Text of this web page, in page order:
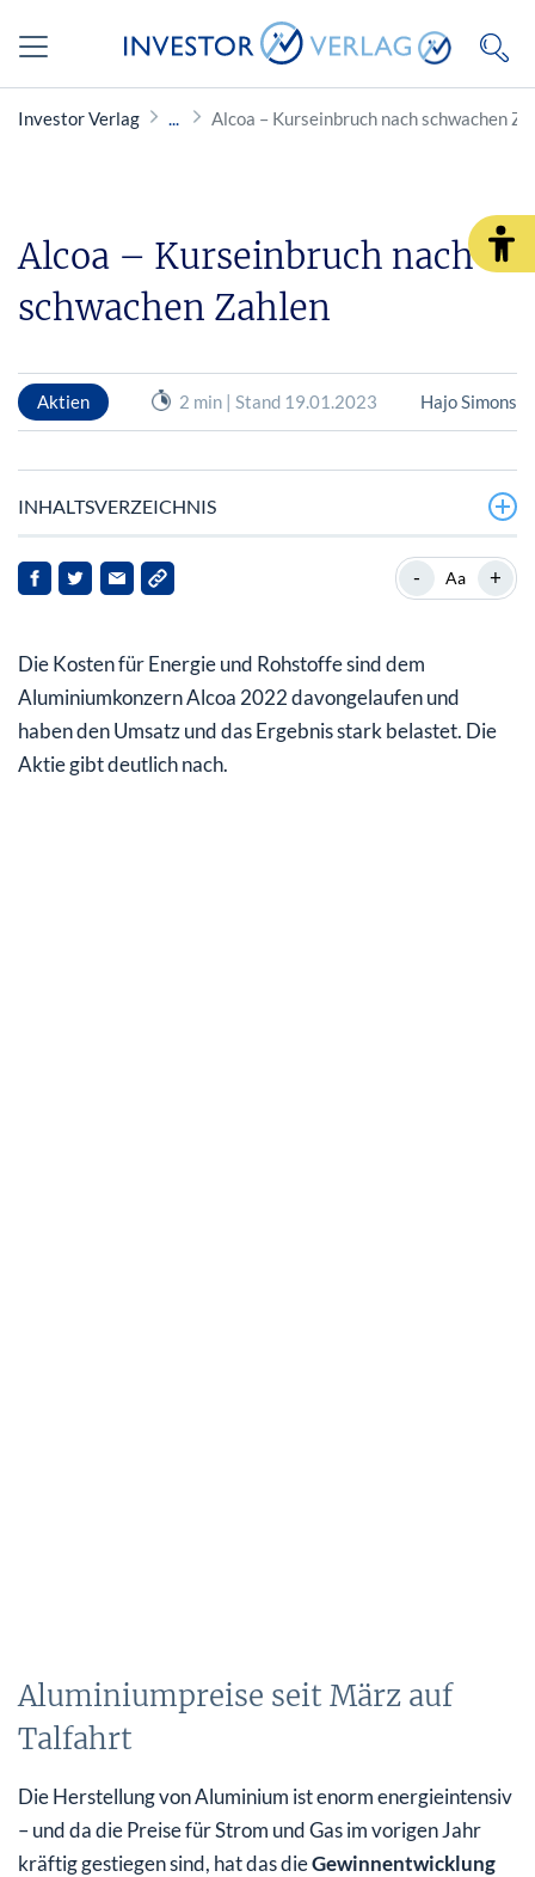
Investor Verlag Alcoa – Kurseinbruch nach schwachen
Alcoa – Kurseinbruch nach
schwachen Zahlen
Aktien 2 min | Stand 19.01.2023 Hajo Simons
INHALTSVERZEICHNIS
Aluminiumpreise seit März auf Talfahrt
Produktionskürzungen wegen Gasknappheit
- Aa +
Die Kosten für Energie und Rohstoffe sind dem
Aluminiumkonzern Alcoa 2022 davongelaufen und
haben den Umsatz und das Ergebnis stark belastet. Die
Aktie gibt deutlich nach.
Aluminiumpreise seit März auf
Talfahrt
Die Herstellung von Aluminium ist enorm energieintensiv
– und da die Preise für Strom und Gas im vorigen Jahr
kräftig gestiegen sind, hat das dieGewinnentwicklung